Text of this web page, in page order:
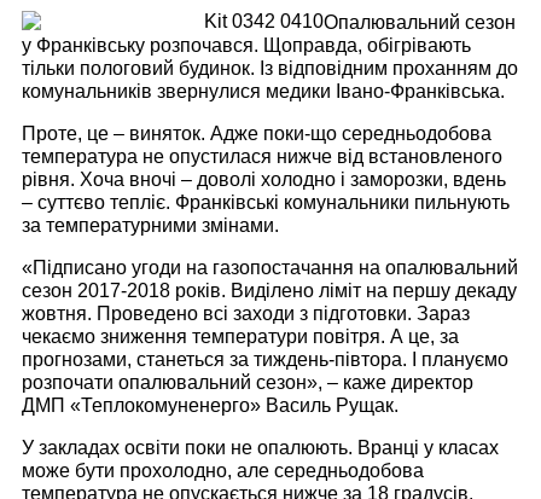
Опалювальний сезон
у Франківську розпочався. Щоправда, обігрівають
тільки пологовий будинок. Із відповідним проханням до
комунальників звернулися медики Івано-Франківська.
Проте, це – виняток. Адже поки-що середньодобова
температура не опустилася нижче від встановленого
рівня. Хоча вночі – доволі холодно і заморозки, вдень
– суттєво тепліє. Франківські комунальники пильнують
за температурними змінами.
«Підписано угоди на газопостачання на опалювальний
сезон 2017-2018 років. Виділено ліміт на першу декаду
жовтня. Проведено всі заходи з підготовки. Зараз
чекаємо зниження температури повітря. А це, за
прогнозами, станеться за тиждень-півтора. І плануємо
розпочати опалювальний сезон», – каже директор
ДМП «Теплокомуненерго» Василь Рущак.
У закладах освіти поки не опалюють. Вранці у класах
може бути прохолодно, але середньодобова
температура не опускається нижче за 18 градусів.